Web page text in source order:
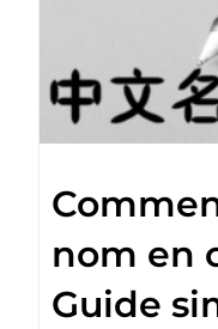
nom en
Guide